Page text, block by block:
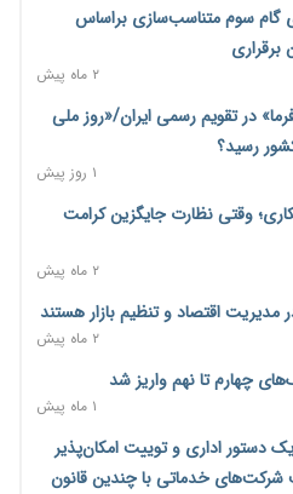
و هزینه معیشت هر روز عمیق‌تر
۱ روز پیش
پردرآمد مشمول پرداخت
۱ روز پیش
پیش‌بینی افزایش تولید برنج؛ نیاز وارداتی کشور به ۵۰۰ هزار تن
۱ روز پیش
امضای تفاهم‌نامه تجاری ایران و پاکستان؛ هدف‌گذاری تجارت ۱۰
ورود موقت کالا و خودرو تا
۱ روز پیش
گام سوم متناسب‌سازی براساس
۲ ماه پیش
در تقویم رسمی ایران/«روز ملی
رسید؟
۱ روز پیش
وقتی نظارت جایگزین کرامت
۲ ماه پیش
مدیریت اقتصاد و تنظیم بازار هستند
۲ ماه پیش
۱ ماه پیش
اداری و توییت امکان‌پذیر
خدماتی با چندین قانون